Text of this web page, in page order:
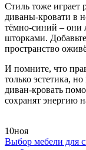
Стиль тоже играет
диваны‑кровати в
тёмно-синий – они
шторками.
пространство
И помните, что
только эстетика,
диван‑кровать
сохранят энергию
10ноя
Выбор мебели для